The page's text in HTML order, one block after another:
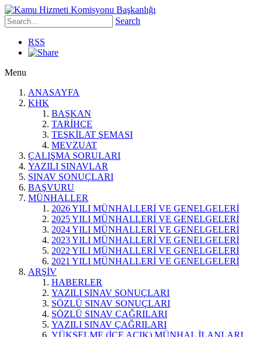
Search
RSS
Menu
ANASAYFA
KHK
BAŞKAN
TARİHÇE
TEŞKİLAT ŞEMASI
MEVZUAT
ÇALIŞMA SORULARI
YAZILI SINAVLAR
SINAV SONUÇLARI
BAŞVURU
MÜNHALLER
2026 YILI MÜNHALLERİ VE GENELGELERİ
2025 YILI MÜNHALLERİ VE GENELGELERİ
2024 YILI MÜNHALLERİ VE GENELGELERİ
2023 YILI MÜNHALLERİ VE GENELGELERİ
2022 YILI MÜNHALLERİ VE GENELGELERİ
2021 YILI MÜNHALLERİ VE GENELGELERİ
ARŞİV
HABERLER
YAZILI SINAV SONUÇLARI
SÖZLÜ SINAV SONUÇLARI
SÖZLÜ SINAV ÇAĞRILARI
YAZILI SINAV ÇAĞRILARI
YÜKSELME (İÇE AÇIK) MÜNHAL İLANLARI